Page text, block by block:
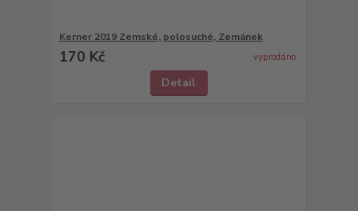
Kerner 2019 Zemské, polosuché, Zemánek
170 Kč vyprodáno
Detail